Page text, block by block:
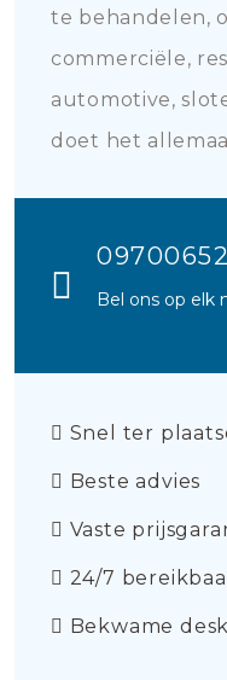
te behandelen,
commerciële,
automotive,
doet het
Bel ons op elk
Snel ter
Beste advies
Vaste
24/7
Bekwame